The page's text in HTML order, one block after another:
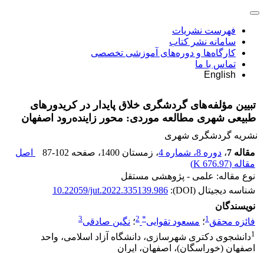
فهرست نشریات
سامانه نشر کتاب
کارگاه‌ها و دوره‌های آموزشی تخصصی
تماس با ما
English
تبیین مؤلفه‌های گردشگری خلاق پایدار در کریدورهای
طبیعی شهری مطالعه موردی: محور زاینده‌رود اصفهان
نشریه گردشگری شهری
مقاله 7
، دوره 8، شماره 4 ، زمستان 1400 ، صفحه 87-102
اصل
مقاله (676.97 K
)
نوع مقاله: علمی - پژوهشی مستقل
شناسه دیجیتال (DOI):
10.22059/jut.2022.335139.986
نویسندگان
فائزه محقق1؛ مسعود تقوایی*
2؛ نگین صادقی3
1دانشجوی دکتری شهرسازی، دانشگاه آزاد اسلامی، واحد
اصفهان (خوراسگان)، اصفهان، ایران